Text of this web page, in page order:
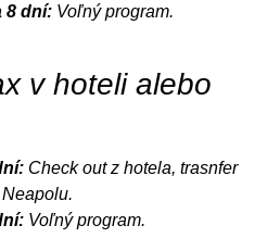
8 dní: Voľný program.
v hoteli alebo
Check out z hotela, trasnfer
Voľný program.